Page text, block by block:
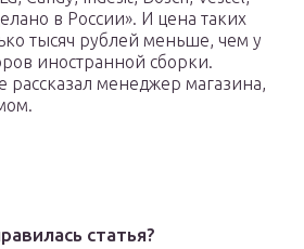
в России». И цена таких
тысяч рублей меньше, чем у
иностранной сборки.
рассказал менеджер магазина,
статья?